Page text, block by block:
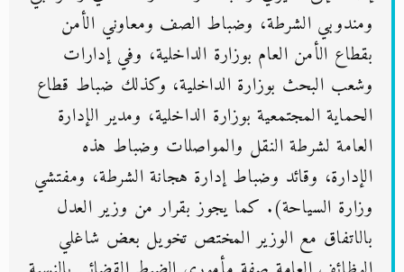
ومندوبي الشرطة، وضباط الصف ومعاوني الأمن
بقطاع الأمن العام بوزارة الداخلية، وفي إدارات
وشعب البحث بوزارة الداخلية، وكذلك ضباط قطاع
الحماية المجتمعية بوزارة الداخلية، ومدير الإدارة
العامة لشرطة النقل والمواصلات وضباط هذه
الإدارة، وقائد وضباط إدارة هجانة الشرطة، ومفتشي
وزارة السياحة). كما يجوز بقرار من وزير العدل
بالاتفاق مع الوزير المختص تخويل بعض شاغلي